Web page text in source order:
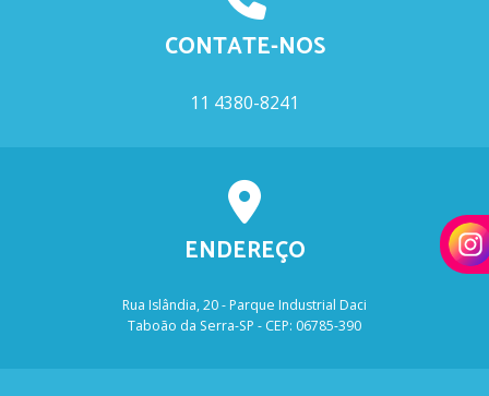
CONTATE-NOS
11 4380-8241
ENDEREÇO
Rua Islândia, 20 - Parque Industrial Daci
Taboão da Serra-SP - CEP: 06785-390